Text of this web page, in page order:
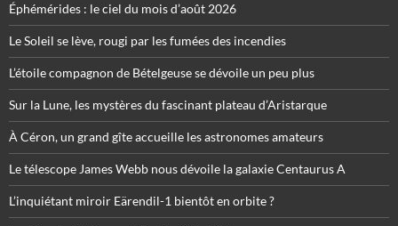
Éphémérides : le ciel du mois d’août 2026
Le Soleil se lève, rougi par les fumées des incendies
L’étoile compagnon de Bételgeuse se dévoile un peu plus
Sur la Lune, les mystères du fascinant plateau d’Aristarque
À Céron, un grand gîte accueille les astronomes amateurs
Le télescope James Webb nous dévoile la galaxie Centaurus A
L’inquiétant miroir Eärendil-1 bientôt en orbite ?